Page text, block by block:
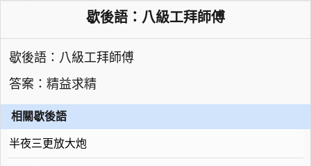
歇後語：八級工拜師傅
歇後語：八級工拜師傅
答案：精益求精
相關歇後語
半夜三更放大炮